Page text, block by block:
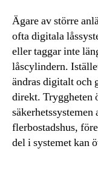
Ägare av större
ofta digitala
eller taggar inte
låscylindern.
ändras digitalt och
direkt. Tryggheten
flerbostadshus,
del i systemet kan